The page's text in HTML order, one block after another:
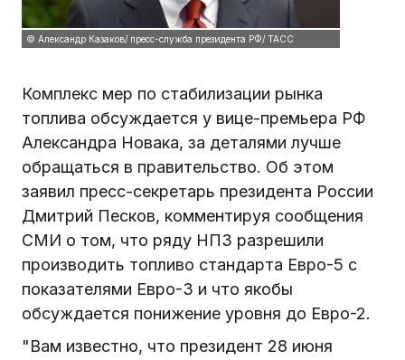
© Александр Казаков/ пресс-служба президента РФ/ ТАСС
Комплекс мер по стабилизации рынка
топлива обсуждается у вице-премьера РФ
Александра Новака, за деталями лучше
обращаться в правительство. Об этом
заявил пресс-секретарь президента России
Дмитрий Песков, комментируя сообщения
СМИ о том, что ряду НПЗ разрешили
производить топливо стандарта Евро-5 с
показателями Евро-3 и что якобы
обсуждается понижение уровня до Евро-2.
"Вам известно, что президент 28 июня